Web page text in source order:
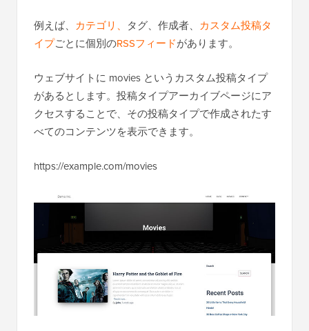
例えば、 カテゴリ、 タグ、作成者、 カスタム投稿タ
イプごとに個別のRSSフィードがあります。
ウェブサイトに movies というカスタム投稿タイプ
があるとします。投稿タイプアーカイブページにア
クセスすることで、その投稿タイプで作成されたす
べてのコンテンツを表示できます。
https://example.com/movies